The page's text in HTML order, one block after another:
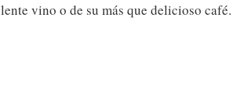
vino o de su más que delicioso café.